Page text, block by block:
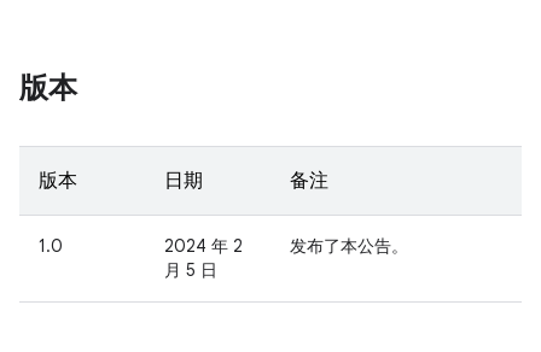
版本
版本 日期 备注
1.0
2024 年 2
月 5 日
发布了本公告。